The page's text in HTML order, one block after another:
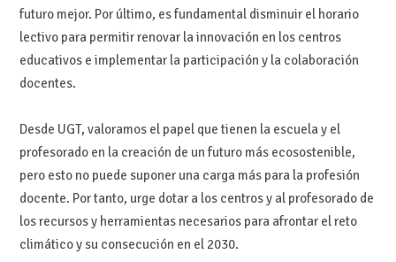
futuro mejor. Por último, es fundamental disminuir el horario
lectivo para permitirrenovar la innovación en los centros
educativos e implementar la participación y la colaboración
docentes.
Desde UGT, valoramos el papel que tienen la escuela y el
profesorado en la creación de un futuro más ecosostenible,
pero esto no puede suponer una carga más para la profesión
docente. Por tanto, urge dotar a los centros y al profesorado de
los recursosy herramientas necesarios para afrontar el reto
climático y su consecución en el 2030.